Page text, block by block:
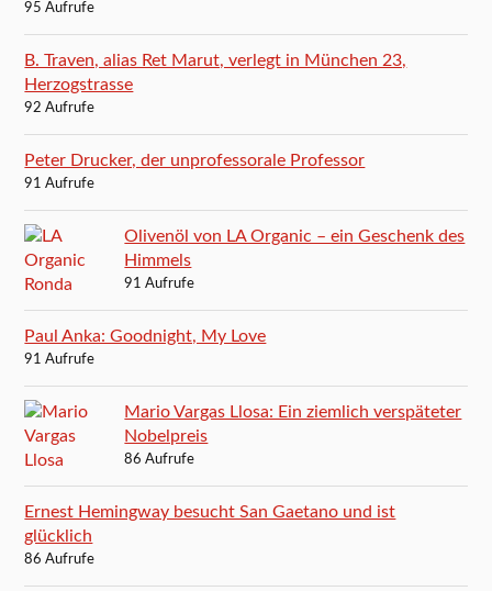
95 Aufrufe
B. Traven, alias Ret Marut, verlegt in München 23,
Herzogstrasse
92 Aufrufe
Peter Drucker, der unprofessorale Professor
91 Aufrufe
Olivenöl von LA Organic – ein Geschenk des
Himmels
91 Aufrufe
Paul Anka: Goodnight, My Love
91 Aufrufe
Mario Vargas Llosa: Ein ziemlich verspäteter
Nobelpreis
86 Aufrufe
Ernest Hemingway besucht San Gaetano und ist
glücklich
86 Aufrufe